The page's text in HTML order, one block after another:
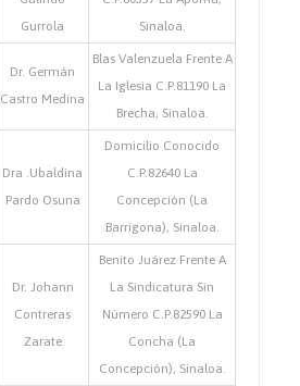
Gurrola
Sinaloa.
Dr. Germán
Castro Medina
Blas Valenzuela Frente A
La Iglesia C.P.81190 La
Brecha, Sinaloa.
Dra .Ubaldina
Pardo Osuna
Domicilio Conocido
C.P.82640 La
Concepción (La
Barrigona), Sinaloa.
Dr. Johann
Contreras
Zarate
Benito Juárez Frente A
La Sindicatura Sin
Número C.P.82590 La
Concha (La
Concepción), Sinaloa.